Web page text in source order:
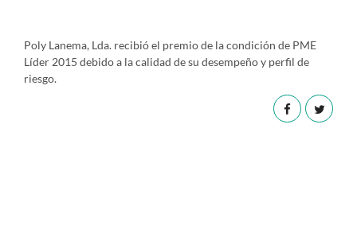
Poly Lanema, Lda. recibió el premio de la condición de PME
Líder 2015 debido a la calidad de su desempeño y perfil de
riesgo.